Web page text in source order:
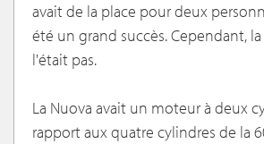
avait de la place pour deux
été un grand succès. Cependant,
l'était pas.
La Nuova avait un moteur à deux
rapport aux quatre cylindres de la